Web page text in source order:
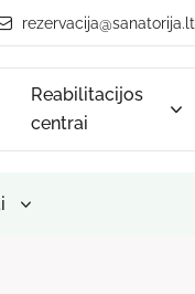
rezervacija@sanatorija.lt
Reabilitacijos
centrai